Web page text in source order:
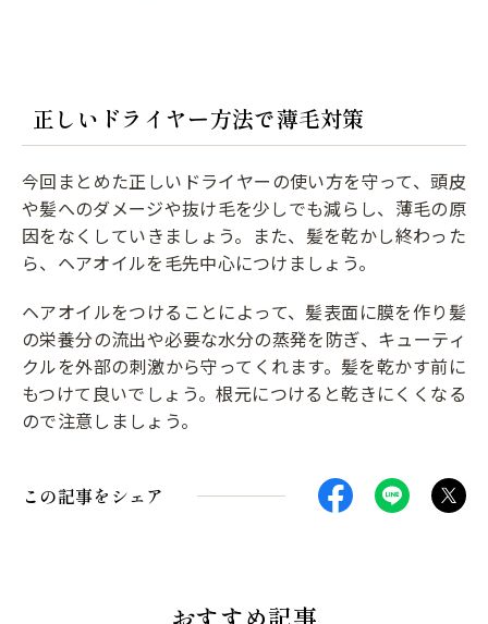
正しいドライヤー方法で薄毛対策
今回まとめた正しいドライヤーの使い方を守って、頭皮
や髪へのダメージや抜け毛を少しでも減らし、薄毛の原
因をなくしていきましょう。また、髪を乾かし終わった
ら、ヘアオイルを毛先中心につけましょう。
ヘアオイルをつけることによって、髪表面に膜を作り髪
の栄養分の流出や必要な水分の蒸発を防ぎ、キューティ
クルを外部の刺激から守ってくれます。髪を乾かす前に
もつけて良いでしょう。根元につけると乾きにくくなる
ので注意しましょう。
この記事をシェア
おすすめ記事